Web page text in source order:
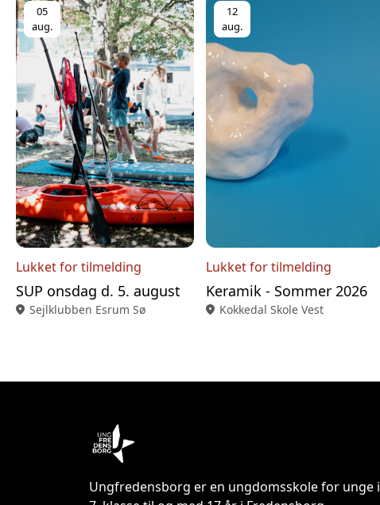
05
aug.
Lukket for tilmelding
SUP onsdag d. 5. august
location_on Sejlklubben Esrum Sø
12
aug.
Lukket for tilmelding
Keramik - Sommer 2026
location_on Kokkedal Skole Vest
Ungfredensborg er en ungdomsskole for unge i